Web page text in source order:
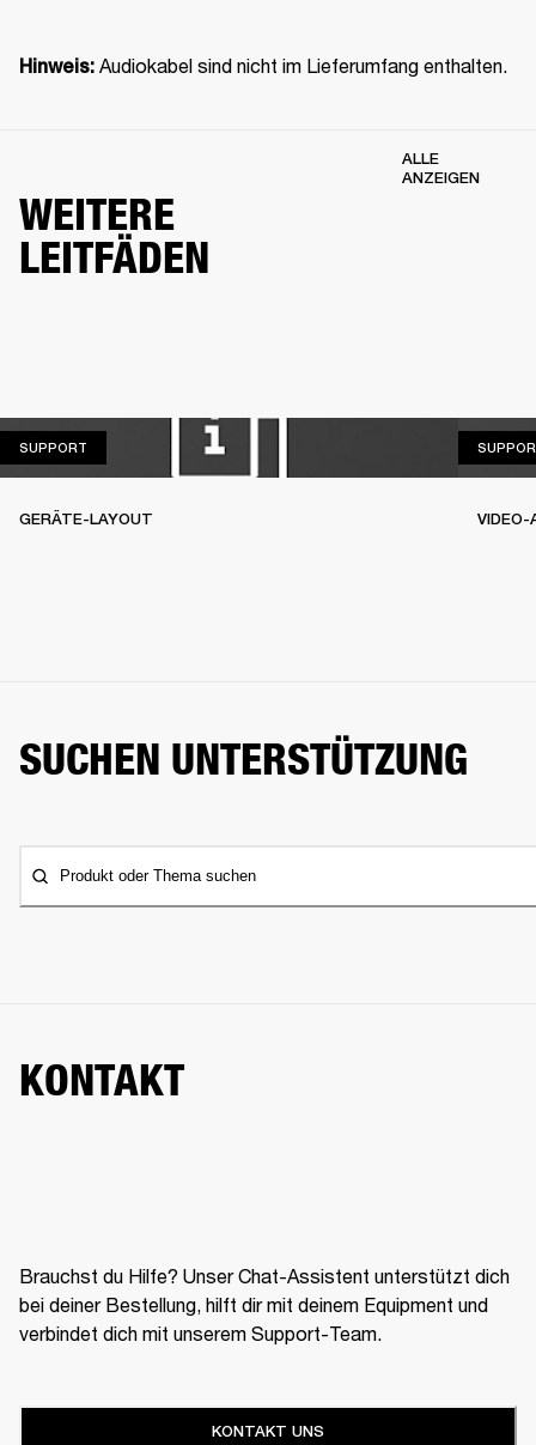
Hinweis: Audiokabel sind nicht im Lieferumfang enthalten.
WEITERE
LEITFÄDEN
ALLE
ANZEIGEN
SUPPORT
GERÄTE-LAYOUT VIDEO-
SUCHEN UNTERSTÜTZUNG
Produkt oder Thema suchen
KONTAKT
Brauchst du Hilfe? Unser Chat-Assistent unterstützt dich
bei deiner Bestellung, hilft dir mit deinem Equipment und
verbindet dich mit unserem Support-Team.
KONTAKT UNS